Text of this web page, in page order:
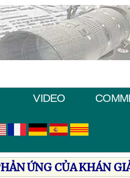
VIDEO
ỨNG CỦA KHÁN